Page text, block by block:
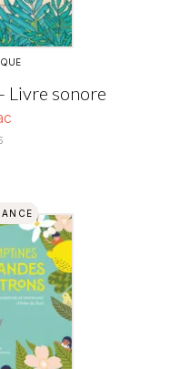
Livre sonore